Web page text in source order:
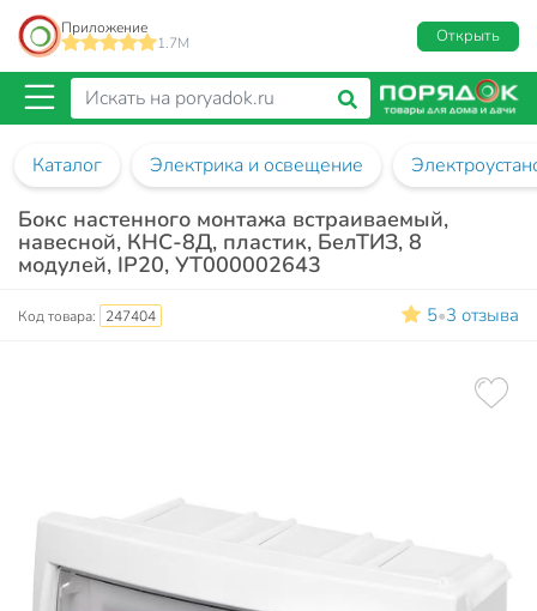
Приложение
1.7M
Открыть
Каталог Электрика и освещение
Бокс настенного монтажа встраиваемый,
навесной, КНС-8Д, пластик, БелТИЗ, 8
модулей, IP20, УТ000002643
Код товара: 247404 5•3 отзыва